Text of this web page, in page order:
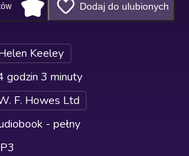
Dodaj do ulubionych
Keeley
godzin 3 minuty
F. Howes Ltd
- pełny